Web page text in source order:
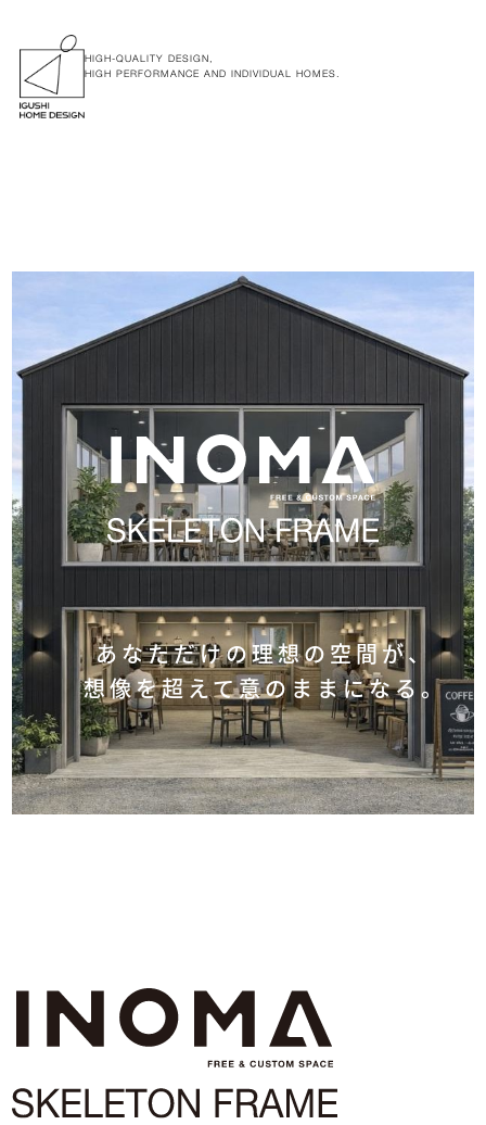
HIGH-QUALITY DESIGN,
HIGH PERFORMANCE AND INDIVIDUAL HOMES.
あなただけの理想の空間が、
想像を超えて意のままになる。